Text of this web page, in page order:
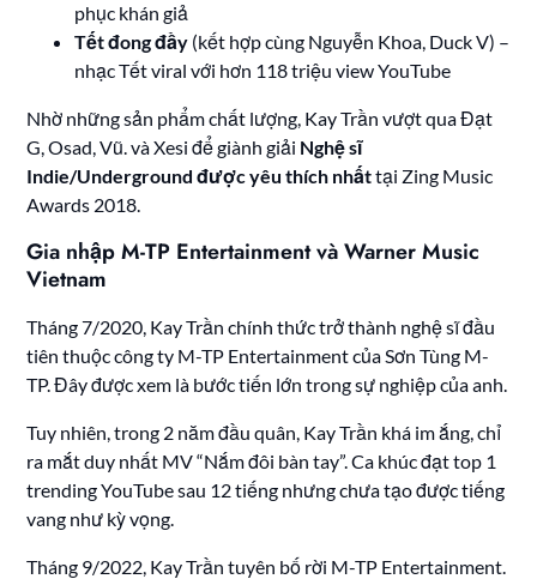
phục khán giả
Tết đong đầy (kết hợp cùng Nguyễn Khoa, Duck V) –
nhạc Tết viral với hơn 118 triệu view YouTube
Nhờ những sản phẩm chất lượng, Kay Trần vượt qua Đạt
G, Osad, Vũ. và Xesi để giành giải Nghệ sĩ
Indie/Underground được yêu thích nhấttại Zing Music
Awards 2018.
Gia nhập M-TP Entertainment và Warner Music
Vietnam
Tháng 7/2020, Kay Trần chính thức trở thành nghệ sĩ đầu
tiên thuộc công ty M-TP Entertainment của Sơn Tùng M-
TP. Đây được xem là bước tiến lớn trong sự nghiệp của anh.
Tuy nhiên, trong 2 năm đầu quân, Kay Trần khá im ắng, chỉ
ra mắt duy nhất MV “Nắm đôi bàn tay”. Ca khúc đạt top 1
trending YouTube sau 12 tiếng nhưng chưa tạo được tiếng
vang như kỳ vọng.
Tháng 9/2022, Kay Trần tuyên bố rời M-TP Entertainment.